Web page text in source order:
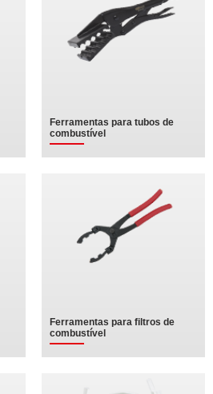
Ferramentas para tubos de
combustível
Ferramentas para filtros de
combustível